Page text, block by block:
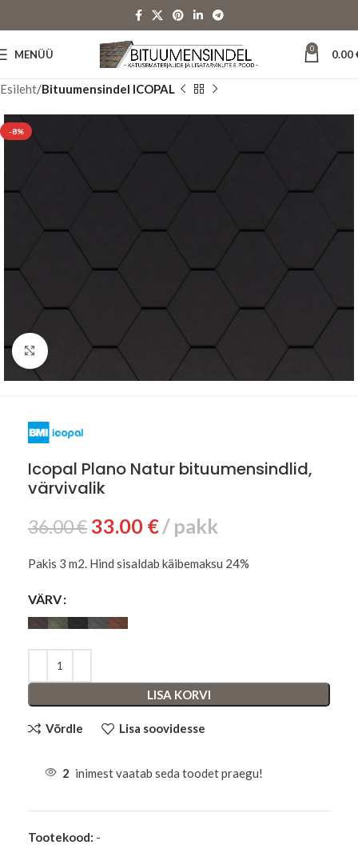
MENÜÜ 0 0.00
Esileht Bituumensindel ICOPAL
-8%
Suurenda
Icopal Plano Natur bituumensindlid,
värvivalik
36.00€ 33.00 € pakk
Pakis 3 m2. Hind sisaldab käibemaksu 24%
VÄRV
LISA KORVI
Võrdle Lisa soovidesse
2 inimest vaatab seda toodet praegu!
Tootekood: -